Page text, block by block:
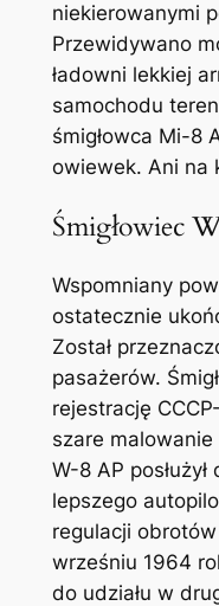
niekierowanymi
Przewidywano
ładowni lekkiej
samochodu
śmigłowca Mi-8
owiewek. Ani na
Śmigłowiec
Wspomniany
ostatecznie
Został
pasażerów.
rejestrację
szare malowanie
W-8 AP
lepszego
regulacji
wrześniu 1964
do udziału w